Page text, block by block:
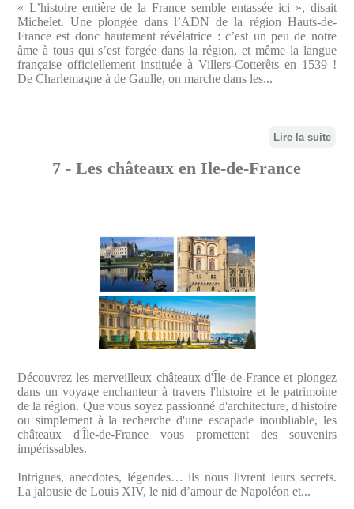
« L’histoire entière de la France semble entassée ici », disait
Michelet. Une plongée dans l’ADN de la région Hauts-de-
France est donc hautement révélatrice : c’est un peu de notre
âme à tous qui s’est forgée dans la région, et même la langue
française officiellement instituée à Villers-Cotterêts en 1539 !
De Charlemagne à de Gaulle, on marche dans les...
Lire la suite
7 - Les châteaux en Ile-de-France
Découvrez les merveilleux châteaux d'Île-de-France et plongez
dans un voyage enchanteur à travers l'histoire et le patrimoine
de la région. Que vous soyez passionné d'architecture, d'histoire
ou simplement à la recherche d'une escapade inoubliable, les
châteaux d'Île-de-France vous promettent des souvenirs
impérissables.
Intrigues, anecdotes, légendes… ils nous livrent leurs secrets.
La jalousie de Louis XIV, le nid d’amour de Napoléon et...